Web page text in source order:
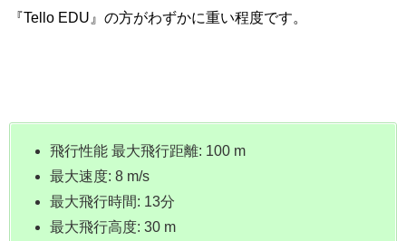
『Tello EDU』の方がわずかに重い程度です。
飛行性能 最大飛行距離: 100 m
最大速度: 8 m/s
最大飛行時間: 13分
最大飛行高度: 30 m